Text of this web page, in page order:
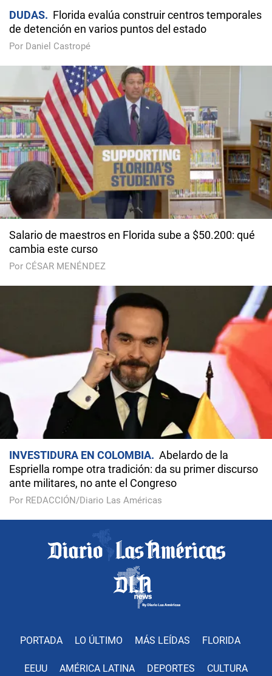
DUDAS
Florida evalúa construir centros temporales
de detención en varios puntos del estado
Por Daniel Castropé
Salario de maestros en Florida sube a $50.200: qué
cambia este curso
Por CÉSAR MENÉNDEZ
INVESTIDURA EN COLOMBIA
Abelardo de la
Espriella rompe otra tradición: da su primer discurso
ante militares, no ante el Congreso
Por REDACCIÓN/Diario Las Américas
PORTADA LO ÚLTIMO MÁS LEÍDAS FLORIDA
EEUU AMÉRICA LATINA DEPORTES CULTURA